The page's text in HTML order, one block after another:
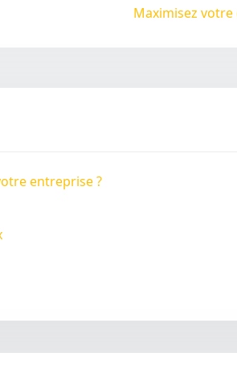
Maximisez
entreprise ?